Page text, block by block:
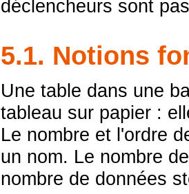
déclencheurs sont
5.1. Notions
Une table dans une
tableau sur papier :
Le nombre et l'ordre
un nom. Le nombre
nombre de données